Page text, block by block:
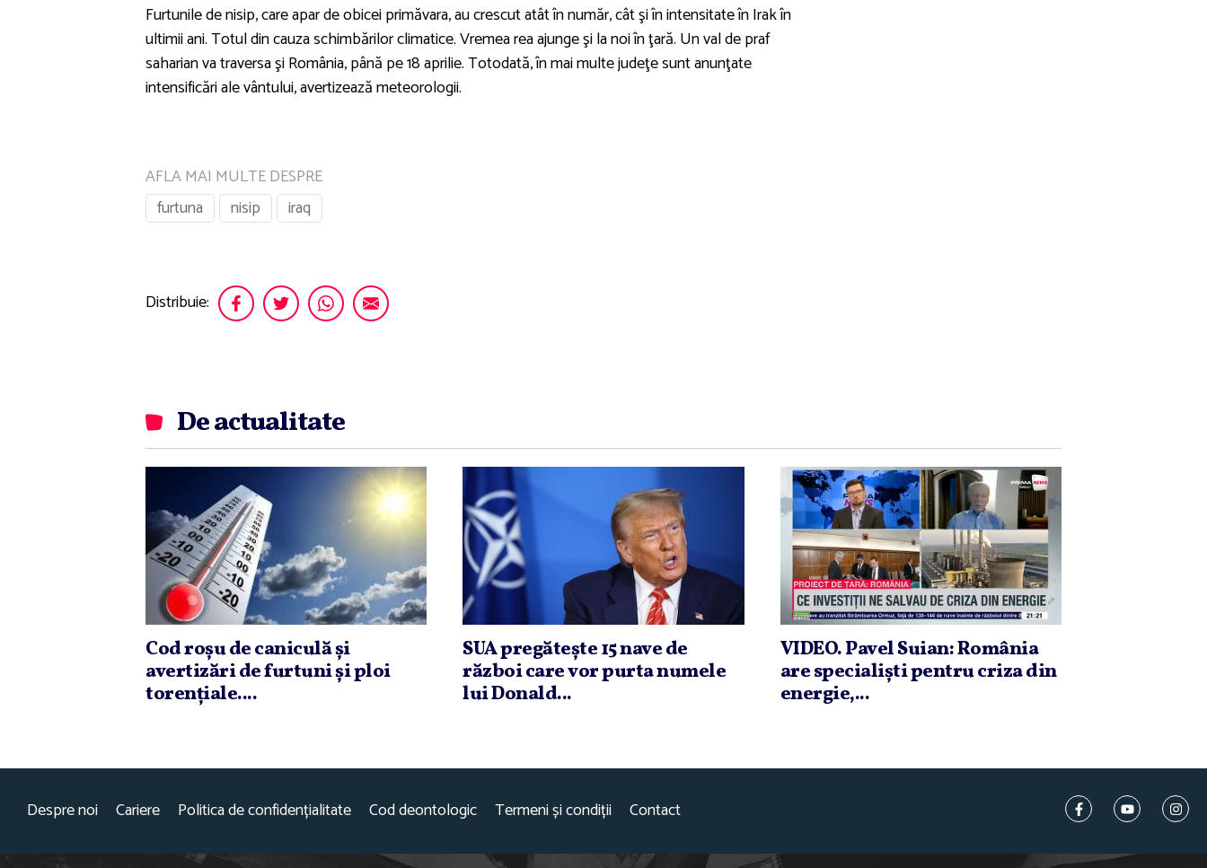
Furtunile de nisip, care apar de obicei primăvara, au crescut atât în număr, cât şi în intensitate în Irak în
ultimii ani. Totul din cauza schimbărilor climatice. Vremea rea ajunge şi la noi în ţară. Un val de praf
saharian va traversa şi România, până pe 18 aprilie. Totodată, în mai multe judeţe sunt anunţate
intensificări ale vântului, avertizează meteorologii.
AFLA MAI MULTE DESPRE
furtuna
nisip iraq
Distribuie:
De actualitate
Cod roşu de caniculă şi
avertizări de furtuni şi ploi
torenţiale....
SUA pregăteşte 15 nave de
război care vor purta numele
lui Donald...
VIDEO. Pavel Suian: România
are specialişti pentru criza din
energie,...
Despre noi Cariere Politica de confidențialitate Cod deontologic Termeni și condiții Contact